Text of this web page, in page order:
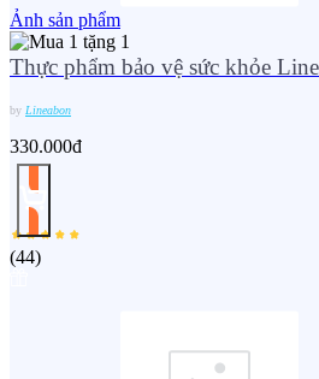
Ảnh sản phẩm
Thực phẩm bảo vệ sức khỏe
by Lineabon
330.000đ
(44)